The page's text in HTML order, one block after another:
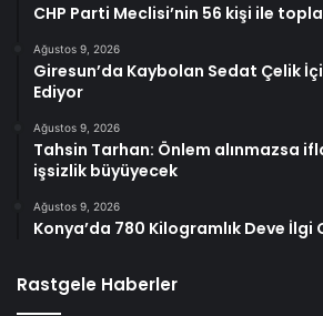
CHP Parti Meclisi’nin 56 kişi ile
Ağustos 9, 2026
Giresun’da Kaybolan Sedat Çelik
Ediyor
Ağustos 9, 2026
Tahsin Tarhan: Önlem alınmazsa
işsizlik büyüyecek
Ağustos 9, 2026
Konya’da 780 Kilogramlık Deve İlgi
Rastgele Haberler